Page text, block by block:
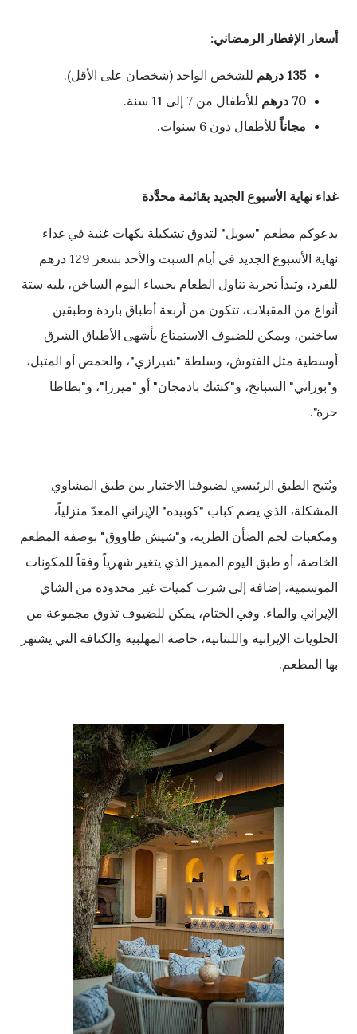
أسعار الإفطار الرمضاني:
135 درهم للشخص الواحد (شخصان على الأقل).
70 درهم للأطفال من 7 إلى 11 سنة.
مجاناً للأطفال دون 6 سنوات.
غداء نهاية الأسبوع الجديد بقائمة محدَّدة
يدعوكم مطعم "سويل" لتذوق تشكيلة نكهات غنية في غداء
نهاية الأسبوع الجديد في أيام السبت والأحد بسعر 129 درهم
للفرد، وتبدأ تجربة تناول الطعام بحساء اليوم الساخن، يليه ستة
أنواع من المقبلات، تتكون من أربعة أطباق باردة وطبقين
ساخنين، ويمكن للضيوف الاستمتاع بأشهى الأطباق الشرق
أوسطية مثل الفتوش، وسلطة "شيرازي"، والحمص أو المتبل،
و"بوراني" السبانخ، و"كشك بادمجان" أو "ميرزا"، و"بطاطا
حرة".
ويُتيح الطبق الرئيسي لضيوفنا الاختيار بين طبق المشاوي
المشكلة، الذي يضم كباب "كوبيده" الإيراني المعدّ منزلياً،
ومكعبات لحم الضأن الطرية، و"شيش طاووق" بوصفة المطعم
الخاصة، أو طبق اليوم المميز الذي يتغير شهرياً وفقاً للمكونات
الموسمية، إضافة إلى شرب كميات غير محدودة من الشاي
الإيراني والماء. وفي الختام، يمكن للضيوف تذوق مجموعة من
الحلويات الإيرانية واللبنانية، خاصة المهلبية والكنافة التي يشتهر
بها المطعم.